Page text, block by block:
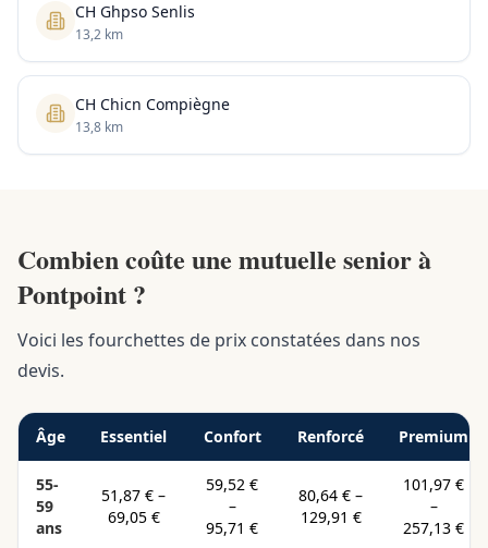
CH Ghpso Senlis
13,2 km
CH Chicn Compiègne
13,8 km
Combien coûte une mutuelle senior à
Pontpoint ?
Voici les fourchettes de prix constatées dans nos
devis.
Âge Essentiel Confort Renforcé Premium
55-
59
ans
51,87 € –
69,05 €
59,52 €
–
95,71 €
80,64 € –
129,91 €
101,97 €
–
257,13 €